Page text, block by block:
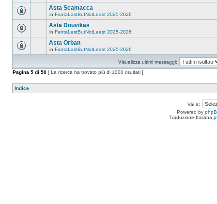
Asta Scamacca
in FantaLastButNotLeast 2025-2026
Asta Douvikas
in FantaLastButNotLeast 2025-2026
Asta Orban
in FantaLastButNotLeast 2025-2026
Visualizza ultimi messaggi:
Pagina 5 di 50 [ La ricerca ha trovato più di 1000 risultati ]
Indice
Vai a:
Powered by
Traduzione Italiana